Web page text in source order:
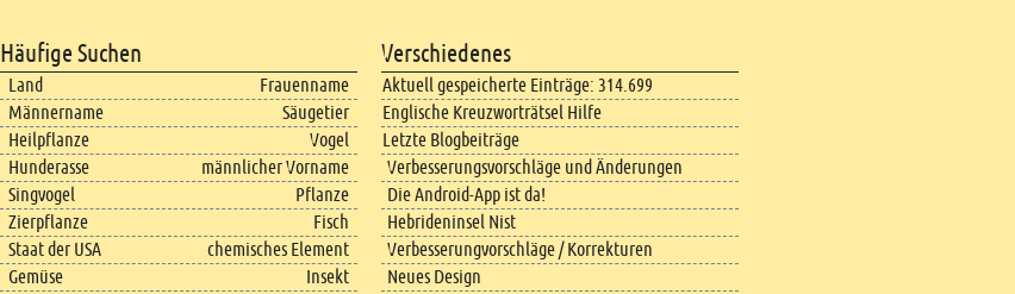
Häufige Suchen
Land
Frauenname
Männername
Säugetier
Heilpflanze
Vogel
Hunderasse
männlicher Vorname
Singvogel
Pflanze
Zierpflanze
Fisch
Staat der USA
chemisches Element
Gemüse
Insekt
Verschiedenes
Aktuell gespeicherte Einträge: 314.699
Englische Kreuzworträtsel Hilfe
Letzte Blogbeiträge
Verbesserungsvorschläge und Änderungen
Die Android-App ist da!
Hebrideninsel Nist
Verbesserungvorschläge / Korrekturen
Neues Design